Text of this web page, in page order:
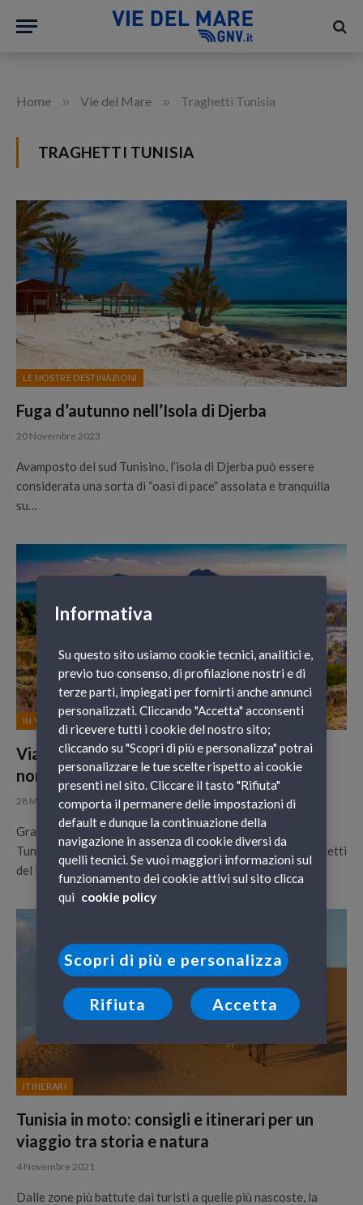
Home » Vie del Mare » Traghetti Tunisia
TRAGHETTI TUNISIA
LE NOSTRE DESTINAZIONI
Fuga d’autunno nell’Isola di Djerba
20 Novembre 2023
Avamposto del sud Tunisino, l’isola di Djerba può essere
considerata una sorta di “oasi di pace” assolata e tranquilla
su…
IN VIAGGIO CON GNV
Viaggiare durante il Ramadan 2023: GNV
non vi lascia soli
28 Marzo 2023
Grandi Navi Veloci ha lanciato un’offerta per raggiungere
Tunisia e Marocco che coniuga comfort e rispetto dei precetti
del RAMADAN.
ITINERARI
Tunisia in moto: consigli e itinerari per un
viaggio tra storia e natura
4 Novembre 2021
Dalle zone più battute dai turisti a quelle più nascoste, la
Informativa
Su questo sito usiamo cookie tecnici, analitici e,
previo tuo consenso, di profilazione nostri e di
terze parti, impiegati per fornirti anche annunci
personalizzati. Cliccando "Accetta" acconsenti
di ricevere tutti i cookie del nostro sito;
cliccando su "Scopri di più e personalizza" potrai
personalizzare le tue scelte rispetto ai cookie
presenti nel sito. Cliccare il tasto "Rifiuta"
comporta il permanere delle impostazioni di
default e dunque la continuazione della
navigazione in assenza di cookie diversi da
quelli tecnici. Se vuoi maggiori informazioni sul
funzionamento dei cookie attivi sul sito clicca
qui cookie policy
Scopri di più e personalizza
Rifiuta Accetta